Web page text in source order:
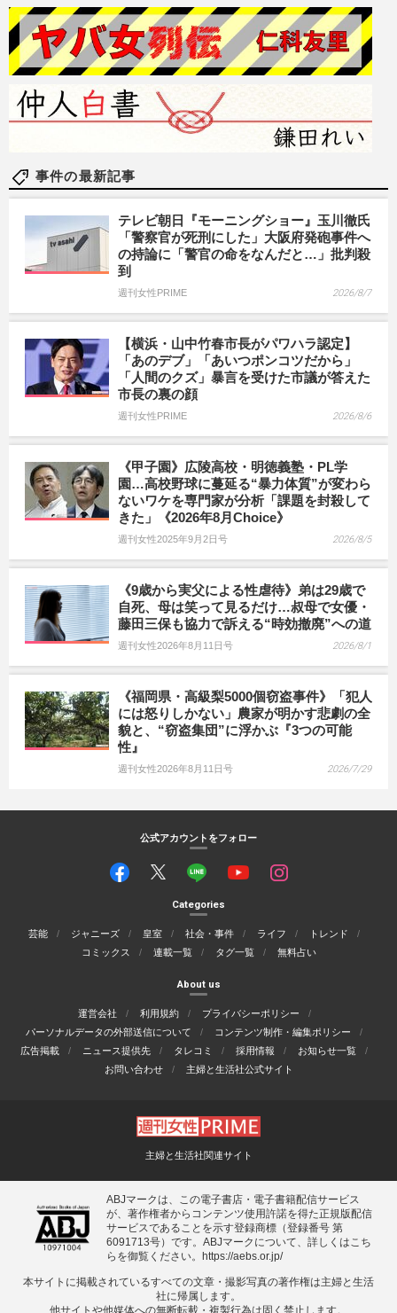
事件の最新記事
テレビ朝日『モーニングショー』玉川徹氏
「警察官が死刑にした」大阪府発砲事件へ
の持論に「警官の命をなんだと…」批判殺
到
週刊女性PRIME 2026/8/7
【横浜・山中竹春市長がパワハラ認定】
「あのデブ」「あいつポンコツだから」
「人間のクズ」暴言を受けた市議が答えた
市長の裏の顔
週刊女性PRIME 2026/8/6
《甲子園》広陵高校・明徳義塾・PL学
園…高校野球に蔓延る“暴力体質”が変わら
ないワケを専門家が分析「課題を封殺して
きた」《2026年8月Choice》
週刊女性2025年9月2日号 2026/8/5
《9歳から実父による性虐待》弟は29歳で
自死、母は笑って見るだけ…叔母で女優・
藤田三保も協力で訴える“時効撤廃”への道
週刊女性2026年8月11日号 2026/8/1
《福岡県・高級梨5000個窃盗事件》「犯人
には怒りしかない」農家が明かす悲劇の全
貌と、“窃盗集団”に浮かぶ『3つの可能
性』
週刊女性2026年8月11日号 2026/7/29
公式アカウントをフォロー
Categories
芸能 ジャニーズ 皇室 社会・事件 ライフ
トレンド
コミックス
連載一覧 タグ一覧 無料占い
About us
運営会社 利用規約
プライバシーポリシー
パーソナルデータの外部送信について
コンテンツ制作・編集ポリシー
広告掲載
ニュース提供先 タレコミ 採用情報
お知らせ一覧
お問い合わせ
主婦と生活社公式サイト
主婦と生活社関連サイト
ABJマークは、この電子書店・電子書籍配信サービス
が、著作権者からコンテンツ使用許諾を得た正規版配信
サービスであることを示す登録商標（登録番号 第
6091713号）です。ABJマークについて、詳しくはこち
らを御覧ください。
https://aebs.or.jp/
本サイトに掲載されているすべての⽂章・撮影写真の著作権は主婦と⽣活
社に帰属します。
他サイトや他媒体への無断転載・複製⾏為は固く禁⽌します。